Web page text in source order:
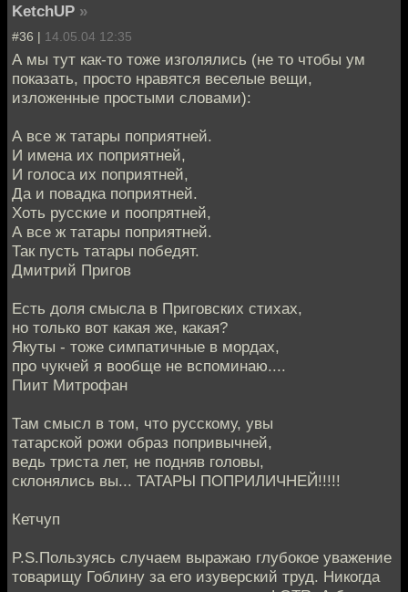
KetchUP »
#36 | 14.05.04 12:35
А мы тут как-то тоже изголялись (не то чтобы ум
показать, просто нравятся веселые вещи,
изложенные простыми словами):
А все ж татары поприятней.
И имена их поприятней,
И голоса их поприятней,
Да и повадка поприятней.
Хоть русские и поопрятней,
А все ж татары поприятней.
Так пусть татары победят.
Дмитрий Пригов
Есть доля смысла в Приговских стихах,
но только вот какая же, какая?
Якуты - тоже симпатичные в мордах,
про чукчей я вообще не вспоминаю....
Пиит Митрофан
Там смысл в том, что русскому, увы
татарской рожи образ попривычней,
ведь триста лет, не подняв головы,
склонялись вы... ТАТАРЫ ПОПРИЛИЧНЕЙ!!!!!
Кетчуп
P.S.Пользуясь случаем выражаю глубокое уважение
товарищу Гоблину за его изуверский труд. Никогда